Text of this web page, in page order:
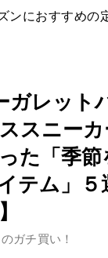
ンにおすすめ
ガレット
スニー
た「季
テム」
ガチ買い！